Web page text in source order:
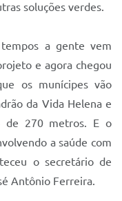
soluções verdes.
a gente vem
e agora chegou
os munícipes vão
da Vida Helena e
de 270 metros. E o
a saúde com
o secretário de
Antônio Ferreira.